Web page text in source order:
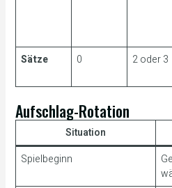
Sätze 0 2 oder 3
Aufschlag-Rotation
Situation
Spielbeginn